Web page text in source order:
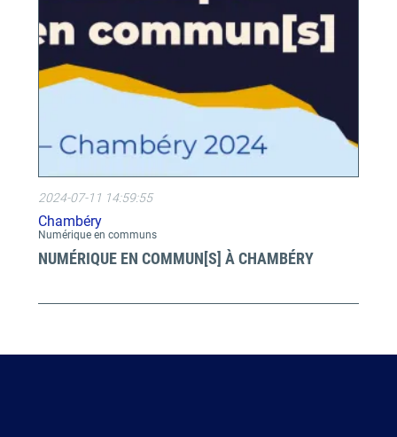
2024-07-11 14:59:55
Chambéry
Numérique en communs
NUMÉRIQUE EN COMMUN[S] À CHAMBÉRY